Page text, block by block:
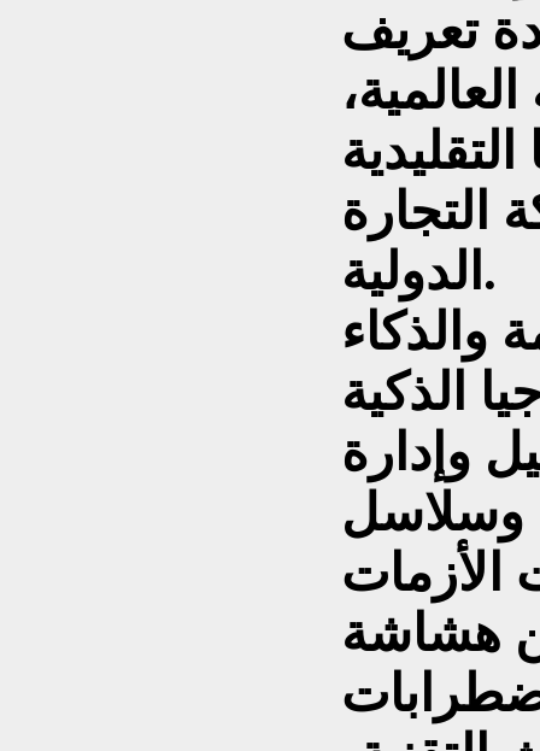
تعريف
التجارة
الدولية.
والذكاء
الذكية
وإدارة
وسلاسل
الأزمات
هشاشة